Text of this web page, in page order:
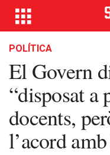
POLÍTICA
El Govern
“disposat a
docents,
l’acord